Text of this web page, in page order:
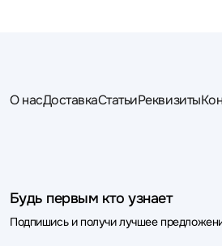
О насДоставкаСтатьиРеквизиты
Будь первым кто узнает
Подпишись и получи лучшее